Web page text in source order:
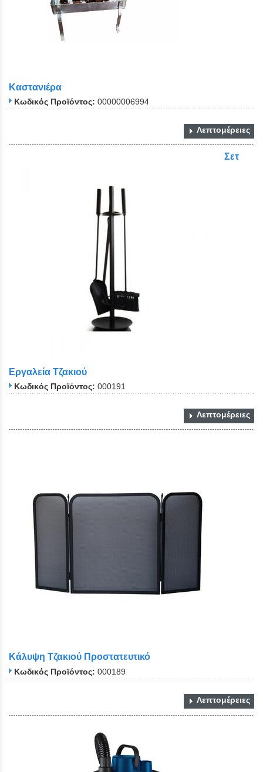
Καστανιέρα
Κωδικός Προϊόντος: 00000006994
Λεπτομέρειες
Σετ
Εργαλεία Τζακιού
Κωδικός Προϊόντος: 000191
Λεπτομέρειες
Κάλυψη Τζακιού Προστατευτικό
Κωδικός Προϊόντος: 000189
Λεπτομέρειες